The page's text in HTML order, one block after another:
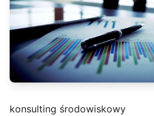
konsulting środowiskowy